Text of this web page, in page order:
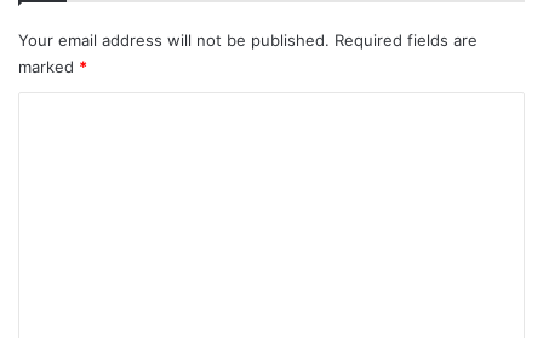
Your email address will not be published. Required fields are
marked *